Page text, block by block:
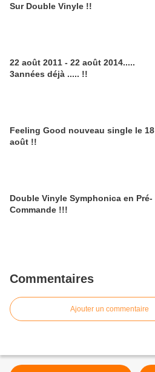
Sur Double Vinyle !!
22 août 2011 - 22 août 2014.....
3années déjà ..... !!
Feeling Good nouveau single le 18
août !!
Double Vinyle Symphonica en Pré-
Commande !!!
Commentaires
Ajouter un commentaire